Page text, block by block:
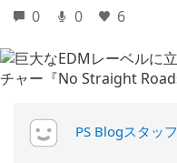
0 0 6
PS Blogスタッフ